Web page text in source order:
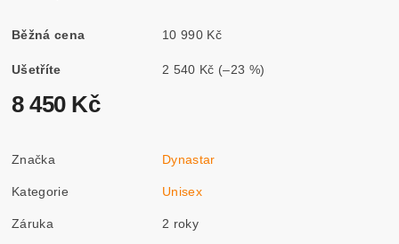
Běžná cena 10 990 Kč
Ušetříte 2 540 Kč (–23 %)
8 450 Kč
Značka Dynastar
Kategorie Unisex
Záruka 2 roky